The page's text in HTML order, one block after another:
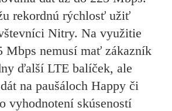
rekordnú rýchlosť užiť
Nitry. Na využitie
Mbps nemusí mať zákazník
ďalší LTE balíček, ale
na paušáloch Happy či
vyhodnotení skúseností